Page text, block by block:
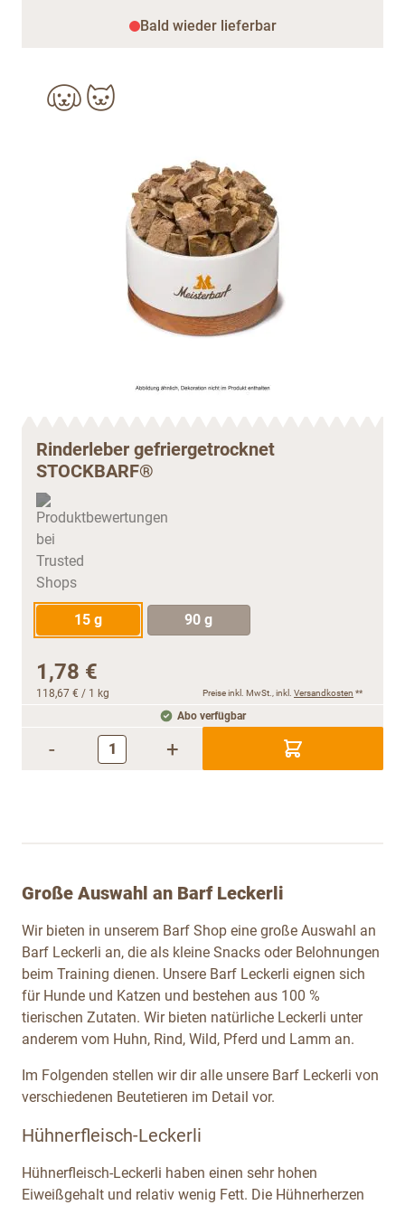
Bald wieder lieferbar
Rinderleber gefriergetrocknet
STOCKBARF®
15 g 90 g
1,78 €
118,67 € / 1 kg Preise inkl. MwSt., inkl. Versandkosten **
Abo verfügbar
- +
Große Auswahl an Barf Leckerli
Wir bieten in unserem Barf Shop eine große Auswahl an
Barf Leckerli an, die als kleine Snacks oder Belohnungen
beim Training dienen. Unsere Barf Leckerli eignen sich
für Hunde und Katzen und bestehen aus 100 %
tierischen Zutaten. Wir bieten natürliche Leckerli unter
anderem vom Huhn, Rind, Wild, Pferd und Lamm an.
Im Folgenden stellen wir dir alle unsere Barf Leckerli von
verschiedenen Beutetieren im Detail vor.
Hühnerfleisch-Leckerli
Hühnerfleisch-Leckerli haben einen sehr hohen
Eiweißgehalt und relativ wenig Fett. Die Hühnerherzen